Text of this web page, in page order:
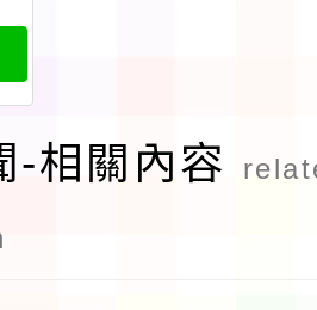
-相關內容